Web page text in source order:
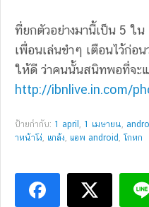
ที่ยกตัวอย่างมานี้เป็น 5 ใน
เพื่อนเล่นขำๆ เตือนไว้ก่อ
ให้ดี ว่าคนนั้นสนิทพอที่จะ
http://ibnlive.in.com/
ป้ายกำกับ: 1 april , 1 เมษายน,
าหน้าโง่, แกล้ง, แอพ android , โกหก